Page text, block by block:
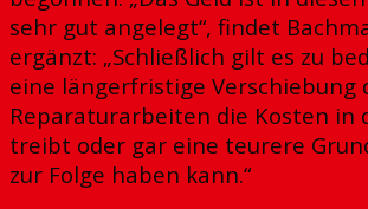
sehr gut angelegt“, findet
ergänzt: „Schließlich gilt es zu
eine längerfristige Verschiebung
Reparaturarbeiten die Kosten in
treibt oder gar eine teurere
zur Folge haben kann.“